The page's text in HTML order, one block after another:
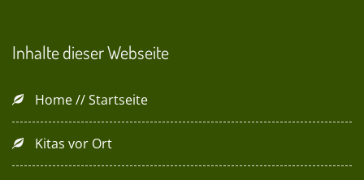
Inhalte dieser Webseite
Home // Startseite
Kitas vor Ort